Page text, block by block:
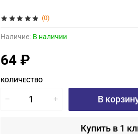
(0)
Наличие: В наличии
64 ₽
КОЛИЧЕСТВО
В
Купить в 1